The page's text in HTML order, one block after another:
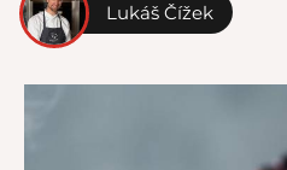
Lukáš Čížek